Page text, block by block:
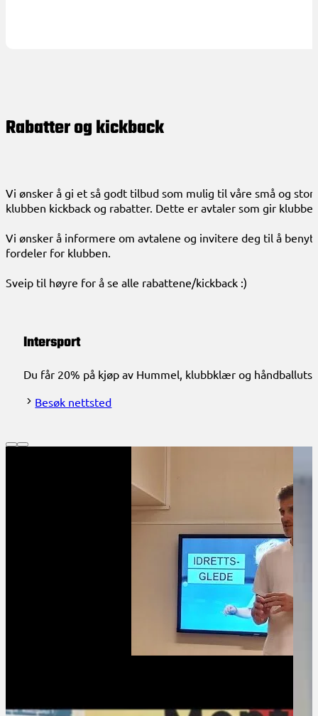
Rabatter og kickback
Vi ønsker å gi et så godt tilbud som mulig til våre små og
klubben kickback og rabatter. Dette er avtaler som gir
Vi ønsker å informere om avtalene og invitere deg til å
fordeler for klubben.
Sveip til høyre for å se alle rabattene/kickback :)
Intersport
Du får 20% på kjøp av Hummel, klubbklær og
Besøk nettsted